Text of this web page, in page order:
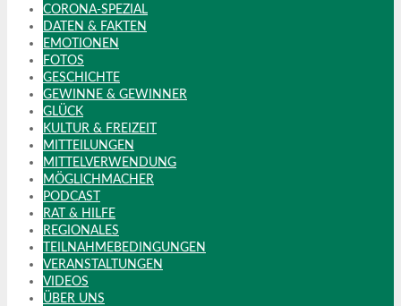
CORONA-SPEZIAL
DATEN & FAKTEN
EMOTIONEN
FOTOS
GESCHICHTE
GEWINNE & GEWINNER
GLÜCK
KULTUR & FREIZEIT
MITTEILUNGEN
MITTELVERWENDUNG
MÖGLICHMACHER
PODCAST
RAT & HILFE
REGIONALES
TEILNAHMEBEDINGUNGEN
VERANSTALTUNGEN
VIDEOS
ÜBER UNS